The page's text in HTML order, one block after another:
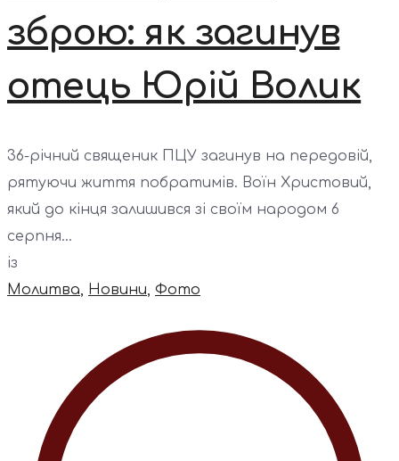
зброю: як загинув
отець Юрій Волик
36-річний священик ПЦУ загинув на передовій,
рятуючи життя побратимів. Воїн Христовий,
який до кінця залишився зі своїм народом 6
серпня...
із
Молитва, Новини, Фото